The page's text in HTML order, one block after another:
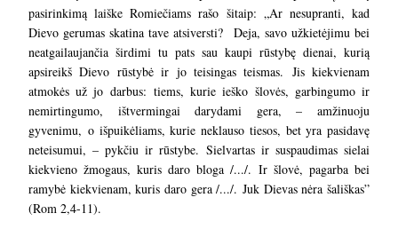
pasirinkimą laiške Romiečiams rašo šitaip: „Ar nesupranti, kad
Dievo gerumas skatina tave atsiversti?
Deja, savo užkietėjimu bei
neatgailaujančia širdimi tu pats sau kaupi rūstybę dienai, kurią
apsireikš Dievo rūstybė ir jo teisingas teismas. Jis kiekvienam
atmokės už jo darbus: tiems, kurie ieško šlovės, garbingumo ir
nemirtingumo, ištvermingai darydami gera, – amžinuoju
gyvenimu, o išpuikėliams, kurie neklauso tiesos, bet yra pasidavę
neteisumui, – pykčiu ir rūstybe. Sielvartas ir suspaudimas sielai
kiekvieno žmogaus, kuris daro bloga /.../. Ir šlovė, pagarba bei
ramybė kiekvienam, kuris daro gera /.../. Juk Dievas nėra šališkas”
(Rom 2,4-11).